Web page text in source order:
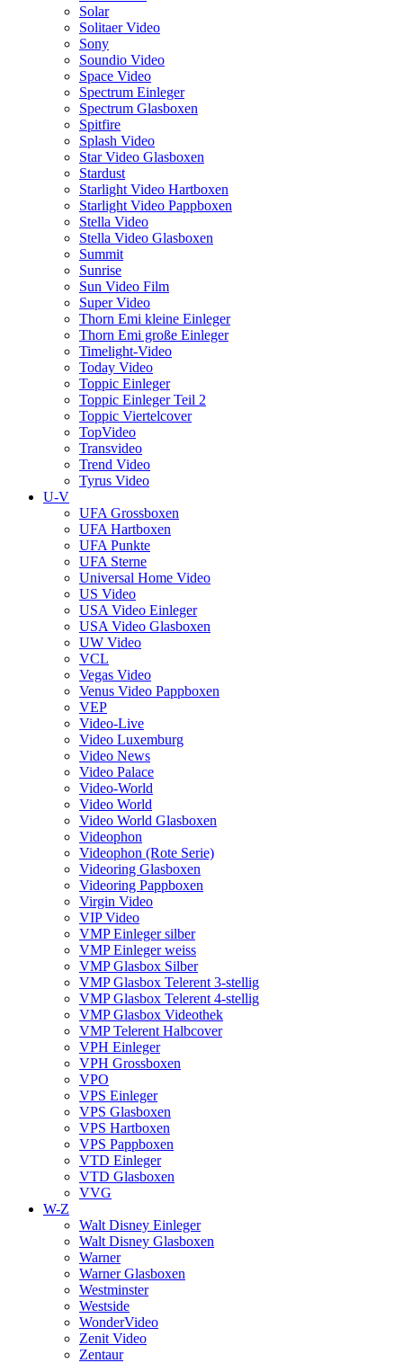
Solar
Solitaer Video
Sony
Soundio Video
Space Video
Spectrum Einleger
Spectrum Glasboxen
Spitfire
Splash Video
Star Video Glasboxen
Stardust
Starlight Video Hartboxen
Starlight Video Pappboxen
Stella Video
Stella Video Glasboxen
Summit
Sunrise
Sun Video Film
Super Video
Thorn Emi kleine Einleger
Thorn Emi große Einleger
Timelight-Video
Today Video
Toppic Einleger
Toppic Einleger Teil 2
Toppic Viertelcover
TopVideo
Transvideo
Trend Video
Tyrus Video
U-V
UFA Grossboxen
UFA Hartboxen
UFA Punkte
UFA Sterne
Universal Home Video
US Video
USA Video Einleger
USA Video Glasboxen
UW Video
VCL
Vegas Video
Venus Video Pappboxen
VEP
Video-Live
Video Luxemburg
Video News
Video Palace
Video-World
Video World
Video World Glasboxen
Videophon
Videophon (Rote Serie)
Videoring Glasboxen
Videoring Pappboxen
Virgin Video
VIP Video
VMP Einleger silber
VMP Einleger weiss
VMP Glasbox Silber
VMP Glasbox Telerent 3-stellig
VMP Glasbox Telerent 4-stellig
VMP Glasbox Videothek
VMP Telerent Halbcover
VPH Einleger
VPH Grossboxen
VPO
VPS Einleger
VPS Glasboxen
VPS Hartboxen
VPS Pappboxen
VTD Einleger
VTD Glasboxen
VVG
W-Z
Walt Disney Einleger
Walt Disney Glasboxen
Warner
Warner Glasboxen
Westminster
Westside
WonderVideo
Zenit Video
Zentaur